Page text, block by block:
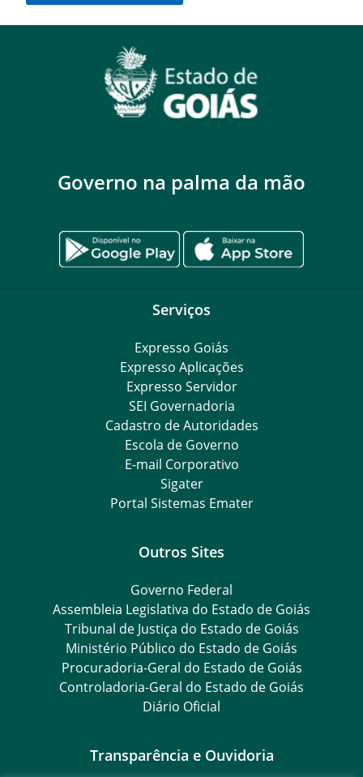
Governo na palma da mão
Serviços
Expresso Goiás
Expresso Aplicações
Expresso Servidor
SEI Governadoria
Cadastro de Autoridades
Escola de Governo
E-mail Corporativo
Sigater
Portal Sistemas Emater
Outros Sites
Governo Federal
Assembleia Legislativa do Estado de Goiás
Tribunal de Justiça do Estado de Goiás
Ministério Público do Estado de Goiás
Procuradoria-Geral do Estado de Goiás
Controladoria-Geral do Estado de Goiás
Diário Oficial
Transparência e Ouvidoria